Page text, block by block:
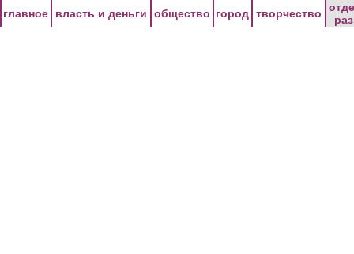
главное власть и деньги общество город творчество